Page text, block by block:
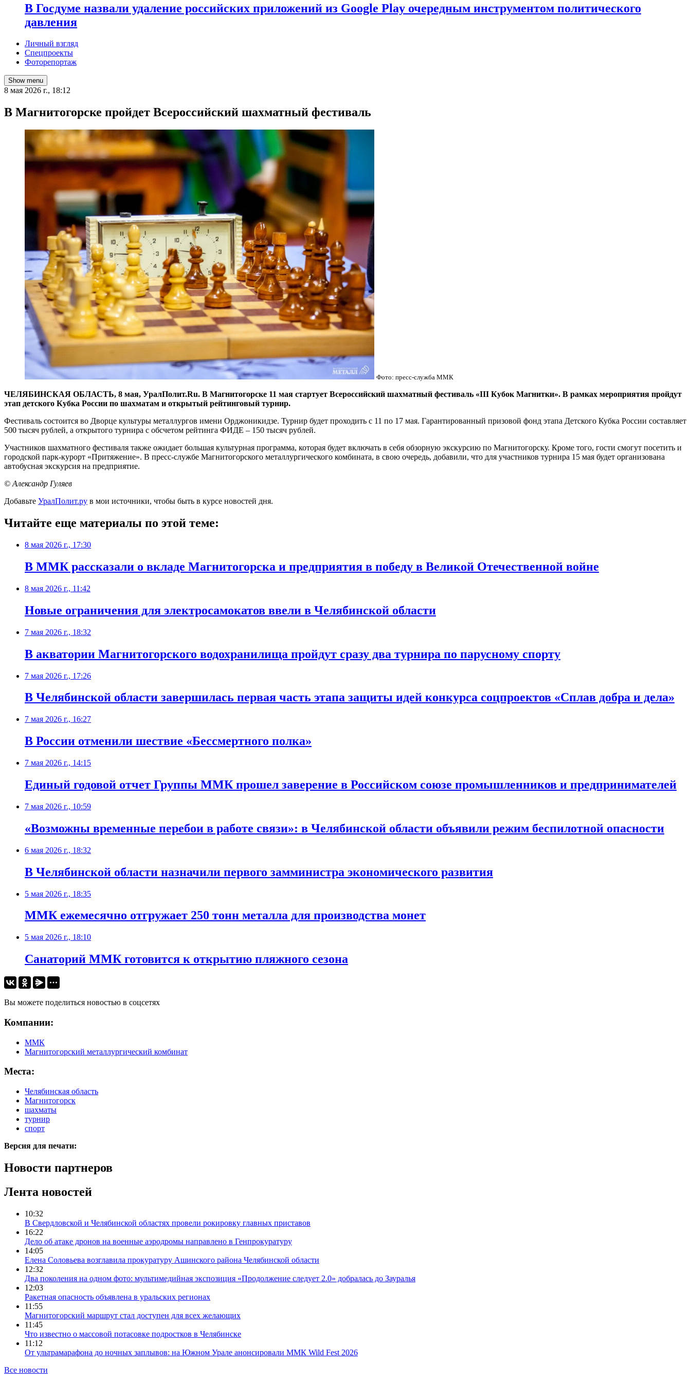
В Госдуме назвали удаление российских приложений из Google Play очередным инструментом политического
давления
Личный взгляд
Спецпроекты
Фоторепортаж
Show menu
8 мая 2026 г., 18:12
В Магнитогорске пройдет Всероссийский шахматный фестиваль
Фото: пресс-служба ММК
ЧЕЛЯБИНСКАЯ ОБЛАСТЬ, 8 мая, УралПолит.Ru. В Магнитогорске 11 мая стартует Всероссийский шахматный фестиваль «III Кубок Магнитки». В рамках мероприятия пройдут
этап детского Кубка России по шахматам и открытый рейтинговый турнир.
Фестиваль состоится во Дворце культуры металлургов имени Орджоникидзе. Турнир будет проходить с 11 по 17 мая. Гарантированный призовой фонд этапа Детского Кубка России составляет
500 тысяч рублей, а открытого турнира с обсчетом рейтинга ФИДЕ – 150 тысяч рублей.
Участников шахматного фестиваля также ожидает большая культурная программа, которая будет включать в себя обзорную экскурсию по Магнитогорску. Кроме того, гости смогут посетить и
городской парк-курорт «Притяжение». В пресс-службе Магнитогорского металлургического комбината, в свою очередь, добавили, что для участников турнира 15 мая будет организована
автобусная экскурсия на предприятие.
© Александр Гуляев
Добавьте УралПолит.ру в мои источники, чтобы быть в курсе новостей дня.
Читайте еще материалы по этой теме:
8 мая 2026 г., 17:30
В ММК рассказали о вкладе Магнитогорска и предприятия в победу в Великой Отечественной войне
8 мая 2026 г., 11:42
Новые ограничения для электросамокатов ввели в Челябинской области
7 мая 2026 г., 18:32
В акватории Магнитогорского водохранилища пройдут сразу два турнира по парусному спорту
7 мая 2026 г., 17:26
В Челябинской области завершилась первая часть этапа защиты идей конкурса соцпроектов «Сплав добра и дела»
7 мая 2026 г., 16:27
В России отменили шествие «Бессмертного полка»
7 мая 2026 г., 14:15
Единый годовой отчет Группы ММК прошел заверение в Российском союзе промышленников и предпринимателей
7 мая 2026 г., 10:59
«Возможны временные перебои в работе связи»: в Челябинской области объявили режим беспилотной опасности
6 мая 2026 г., 18:32
В Челябинской области назначили первого замминистра экономического развития
5 мая 2026 г., 18:35
ММК ежемесячно отгружает 250 тонн металла для производства монет
5 мая 2026 г., 18:10
Санаторий ММК готовится к открытию пляжного сезона
Вы можете поделиться новостью в соцсетях
Компании:
ММК
Магнитогорский металлургический комбинат
Места:
Челябинская область
Магнитогорск
шахматы
турнир
спорт
Версия для печати:
Новости партнеров
Лента новостей
10:32
В Свердловской и Челябинской областях провели рокировку главных приставов
16:22
Дело об атаке дронов на военные аэродромы направлено в Генпрокуратуру
14:05
Елена Соловьева возглавила прокуратуру Ашинского района Челябинской области
12:32
Два поколения на одном фото: мультимедийная экспозиция «Продолжение следует 2.0» добралась до Зауралья
12:03
Ракетная опасность объявлена в уральских регионах
11:55
Магнитогорский маршрут стал доступен для всех желающих
11:45
Что известно о массовой потасовке подростков в Челябинске
11:12
От ультрамарафона до ночных заплывов: на Южном Урале анонсировали ММК Wild Fest 2026
Все новости